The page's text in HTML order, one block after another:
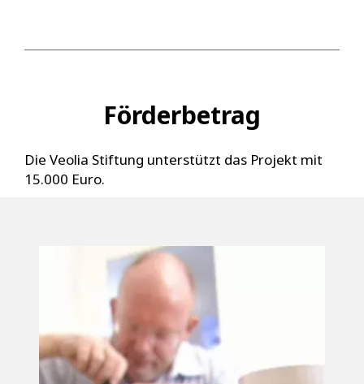
Förderbetrag
Die Veolia Stiftung unterstützt das Projekt mit
15.000 Euro.